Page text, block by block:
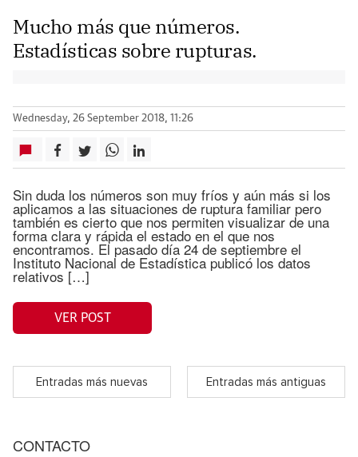
Mucho más que números.
Estadísticas sobre rupturas.
Wednesday, 26 September 2018, 11:26
Sin duda los números son muy fríos y aún más si los
aplicamos a las situaciones de ruptura familiar pero
también es cierto que nos permiten visualizar de una
forma clara y rápida el estado en el que nos
encontramos. El pasado día 24 de septiembre el
Instituto Nacional de Estadística publicó los datos
relativos […]
VER POST
Entradas más nuevas Entradas más antiguas
CONTACTO